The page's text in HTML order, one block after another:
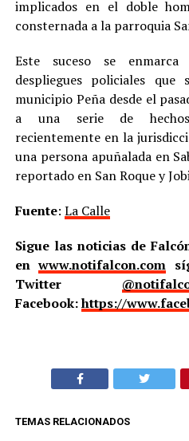
implicados en el doble
consternada a la parroquia
Este suceso se
despliegues policiales
municipio Peña desde el
a una serie de
recientemente en la
una persona apuñalada en
reportado en San Roque y
Fuente: La Calle
Sigue las noticias de
enwww.notifalcon.com
Twitter
Facebook:https://
TEMAS RELACIONADOS